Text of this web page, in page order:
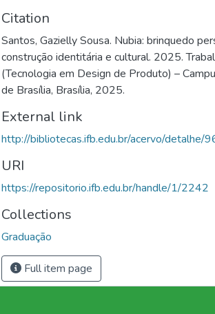
Citation
Santos, Gazielly Sousa. Nubia: brinquedo
construção identitária e cultural. 2025.
(Tecnologia em Design de Produto) –
de Brasília, Brasília, 2025.
External link
http://bibliotecas.ifb.edu.br/acervo/detalhe/
URI
https://repositorio.ifb.edu.br/handle/1/2242
Collections
Graduação
Full item page